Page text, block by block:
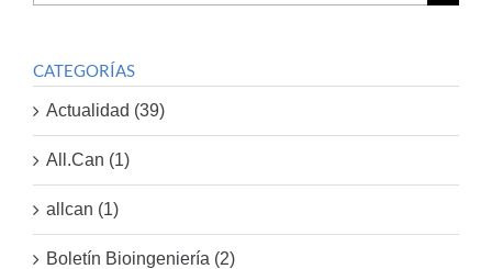
por:
CATEGORÍAS
Actualidad (39)
All.Can (1)
allcan (1)
Boletín Bioingeniería (2)